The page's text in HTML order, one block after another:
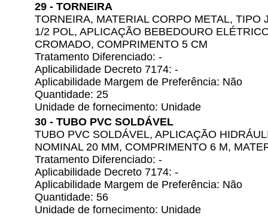
29 - TORNEIRA
TORNEIRA, MATERIAL CORPO METAL, TIPO
1/2 POL, APLICAÇÃO BEBEDOURO
CROMADO, COMPRIMENTO 5 CM
Tratamento Diferenciado: -
Aplicabilidade Decreto 7174: -
Aplicabilidade Margem de Preferência: Não
Quantidade: 25
Unidade de fornecimento: Unidade
30 - TUBO PVC SOLDÁVEL
TUBO PVC SOLDÁVEL, APLICAÇÃO
NOMINAL 20 MM, COMPRIMENTO 6 M,
Tratamento Diferenciado: -
Aplicabilidade Decreto 7174: -
Aplicabilidade Margem de Preferência: Não
Quantidade: 56
Unidade de fornecimento: Unidade